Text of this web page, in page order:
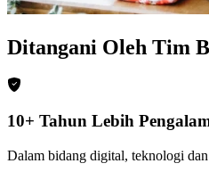
Ditangani Oleh Tim
10+ Tahun Lebih
Dalam bidang digital, teknologi